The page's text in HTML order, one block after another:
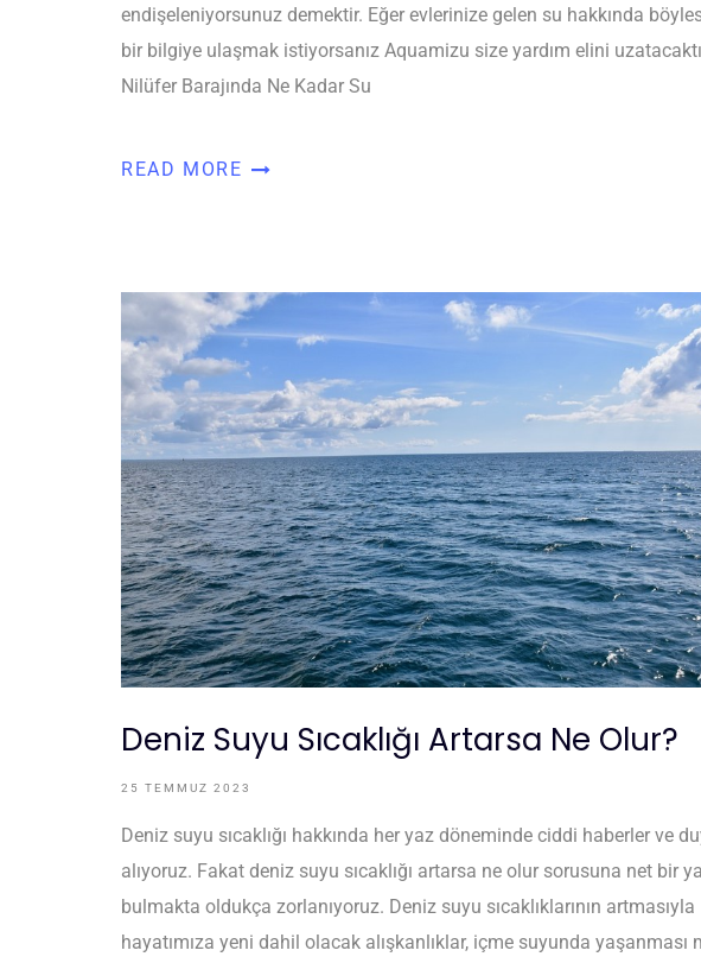
endişeleniyorsunuz demektir. Eğer evlerinize gelen su hakkında
bir bilgiye ulaşmak istiyorsanız Aquamizu size yardım elini
Nilüfer Barajında Ne Kadar Su
READ MORE
Deniz Suyu Sıcaklığı Artarsa Ne Olur?
25 TEMMUZ 2023
Deniz suyu sıcaklığı hakkında her yaz döneminde ciddi haberler ve
alıyoruz. Fakat deniz suyu sıcaklığı artarsa ne olur sorusuna net bir
bulmakta oldukça zorlanıyoruz. Deniz suyu sıcaklıklarının artmasıyla
hayatımıza yeni dahil olacak alışkanlıklar, içme suyunda yaşanması